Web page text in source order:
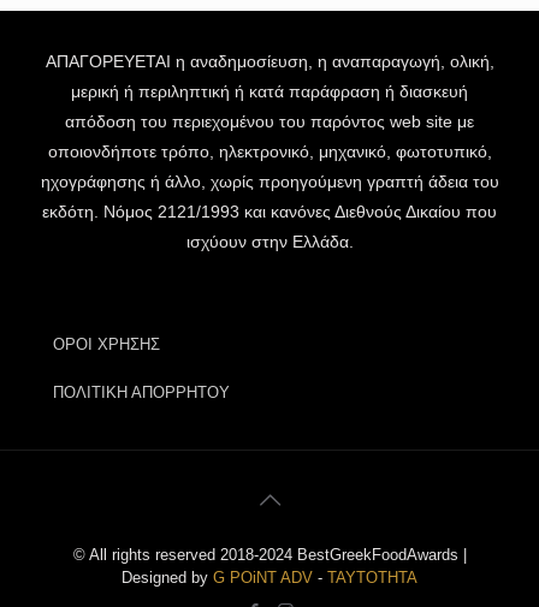
ΑΠΑΓΟΡΕΥΕΤΑΙ η αναδημοσίευση, η αναπαραγωγή, ολική,
μερική ή περιληπτική ή κατά παράφραση ή διασκευή
απόδοση του περιεχομένου του παρόντος web site με
οποιονδήποτε τρόπο, ηλεκτρονικό, μηχανικό, φωτοτυπικό,
ηχογράφησης ή άλλο, χωρίς προηγούμενη γραπτή άδεια του
εκδότη. Νόμος 2121/1993 και κανόνες Διεθνούς Δικαίου που
ισχύουν στην Ελλάδα.
ΟΡΟΙ ΧΡΗΣΗΣ
ΠΟΛΙΤΙΚΗ ΑΠΟΡΡΗΤΟΥ
© All rights reserved 2018-2024 BestGreekFoodAwards |
Designed by G POiNT ADV - ΤΑΥΤΟΤΗΤΑ